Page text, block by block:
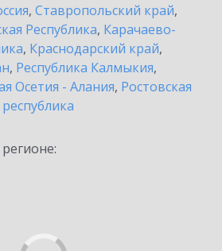
, Ставропольский край,
Республика, Карачаево-
, Краснодарский край,
, Республика Калмыкия,
Осетия - Алания, Ростовская